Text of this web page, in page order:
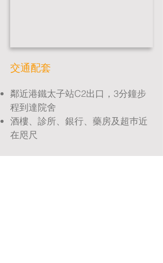
​交通配套
鄰近港鐵太子站C2出口，3分鐘步
程到達院舍
​酒樓、診所、銀行、藥房及超巿近
在咫尺